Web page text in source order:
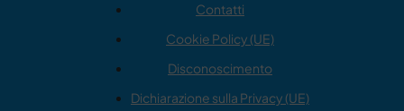
Contatti
Cookie Policy (UE)
Disconoscimento
Dichiarazione sulla Privacy (UE)